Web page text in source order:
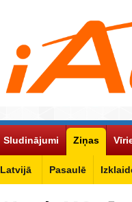
Sludinājumi Ziņas
Latvijā Pasaulē